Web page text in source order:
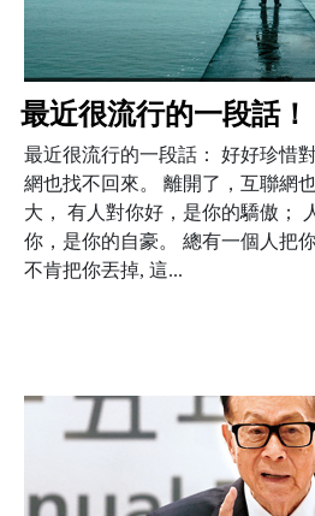
最近很流行的一段話！
最近很流行的一段話： 好好珍惜
網也找不回來。 離開了，互聯網
大， 有人對你好，是你的驕傲；
你，是你的自豪。 總有一個人把
不肯把你丟掉, 這...